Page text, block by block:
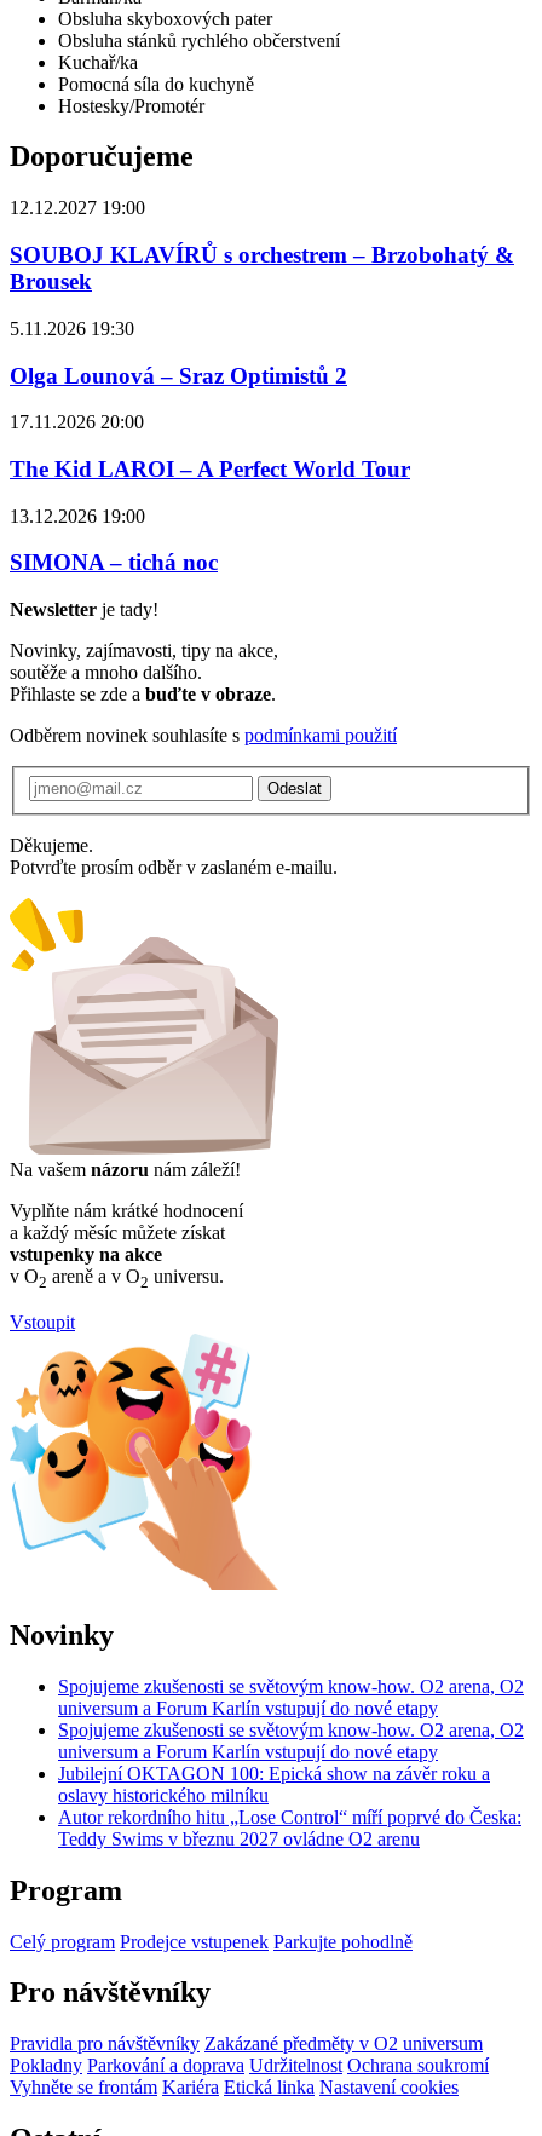
Obsluha skyboxových pater
Obsluha stánků rychlého občerstvení
Kuchař/ka
Pomocná síla do kuchyně
Hostesky/Promotér
Doporučujeme
12.12.2027 19:00
SOUBOJ KLAVÍRŮ s orchestrem – Brzobohatý &
Brousek
5.11.2026 19:30
Olga Lounová – Sraz Optimistů 2
17.11.2026 20:00
The Kid LAROI – A Perfect World Tour
13.12.2026 19:00
SIMONA – tichá noc
Newsletter je tady!
Novinky, zajímavosti, tipy na akce,
soutěže a mnoho dalšího.
Přihlaste se zde a buďte v obraze.
Odběrem novinek souhlasíte s podmínkami použití
Odeslat
Děkujeme.
Potvrďte prosím odběr v zaslaném e-mailu.
Na vašem názoru nám záleží!
Vyplňte nám krátké hodnocení
a každý měsíc můžete získat
vstupenky na akce
v O2 areně a v O2 universu.
Vstoupit
Novinky
Spojujeme zkušenosti se světovým know-how. O2 arena, O2
universum a Forum Karlín vstupují do nové etapy
Spojujeme zkušenosti se světovým know-how. O2 arena, O2
universum a Forum Karlín vstupují do nové etapy
Jubilejní OKTAGON 100: Epická show na závěr roku a
oslavy historického milníku
Autor rekordního hitu „Lose Control“ míří poprvé do Česka:
Teddy Swims v březnu 2027 ovládne O2 arenu
Program
Celý program Prodejce vstupenek Parkujte pohodlně
Pro návštěvníky
Pravidla pro návštěvníky Zakázané předměty v O2 universum
Pokladny Parkování a doprava Udržitelnost Ochrana soukromí
Vyhněte se frontám Kariéra Etická linka Nastavení cookies